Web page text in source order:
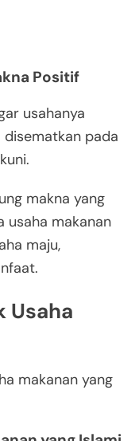
Positif
usahanya
disematkan pada
makna yang
usaha makanan
maju,
Usaha
makanan yang